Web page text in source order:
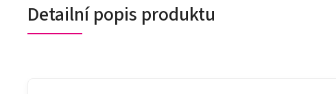
Detailní popis produktu